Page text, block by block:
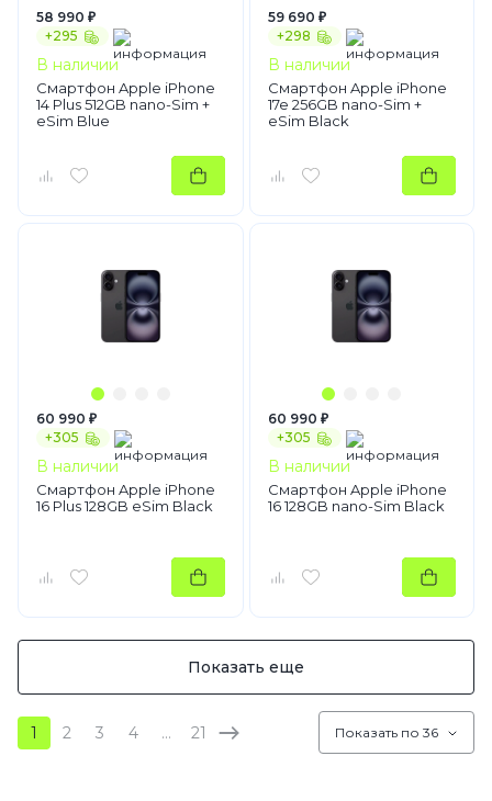
58 990 ₽
+295
В наличии
Смартфон Apple iPhone
14 Plus 512GB nano-Sim +
eSim Blue
59 690 ₽
+298
В наличии
Смартфон Apple iPhone
17e 256GB nano-Sim +
eSim Black
60 990 ₽
+305
В наличии
Смартфон Apple iPhone
16 Plus 128GB eSim Black
60 990 ₽
+305
В наличии
Смартфон Apple iPhone
16 128GB nano-Sim Black
Показать еще
1 2 3 4 … 21 Показать по 36